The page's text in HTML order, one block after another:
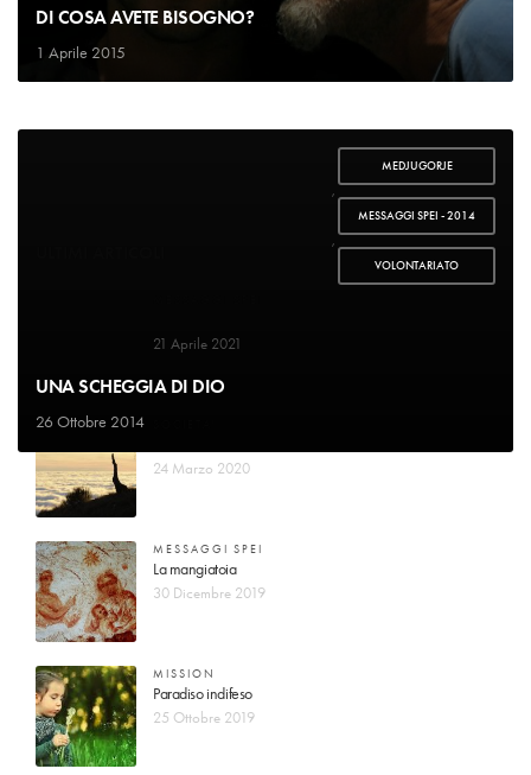
DI COSA AVETE BISOGNO?
1 Aprile 2015
MEDJUGORJE
MESSAGGI SPEI - 2014
VOLONTARIATO
UNA SCHEGGIA DI DIO
26 Ottobre 2014
21 Aprile 2021
24 Marzo 2020
MESSAGGI SPEI
La mangiatoia
30 Dicembre 2019
MISSION
Paradiso indifeso
25 Ottobre 2019